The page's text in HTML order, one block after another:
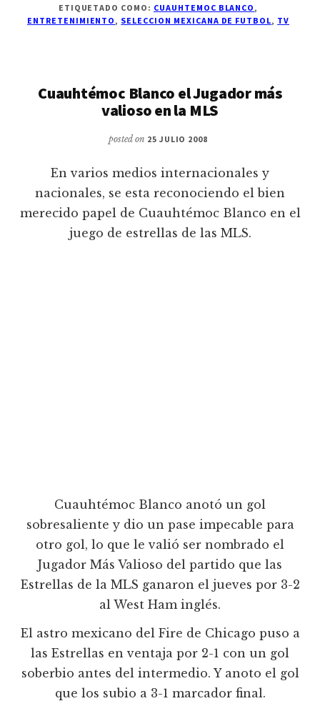
ETIQUETADO COMO: CUAUHTEMOC BLANCO,
ENTRETENIMIENTO, SELECCION MEXICANA DE FUTBOL, TV
Cuauhtémoc Blanco el Jugador más
valioso en la MLS
posted on 25 JULIO 2008
En varios medios internacionales y
nacionales, se esta reconociendo el bien
merecido papel de Cuauhtémoc Blanco en el
juego de estrellas de las MLS.
Cuauhtémoc Blanco anotó un gol
sobresaliente y dio un pase impecable para
otro gol, lo que le valió ser nombrado el
Jugador Más Valioso del partido que las
Estrellas de la MLS ganaron el jueves por 3-2
al West Ham inglés.
El astro mexicano del Fire de Chicago puso a
las Estrellas en ventaja por 2-1 con un gol
soberbio antes del intermedio. Y anoto el gol
que los subio a 3-1 marcador final.